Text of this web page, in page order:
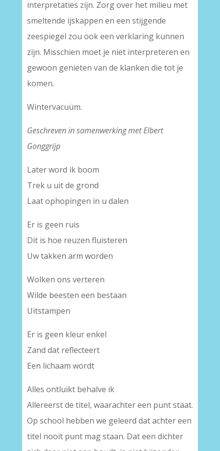
interpretaties zijn. Zorg over het milieu met
smeltende ijskappen en een stijgende
zeespiegel zou ook een verklaring kunnen
zijn. Misschien moet je niet interpreteren en
gewoon genieten van de klanken die tot je
komen.
Wintervacuüm.
Geschreven in samenwerking met Elbert
Gonggrijp
Later word ik boom
Trek u uit de grond
Laat ophopingen in u dalen
Er is geen ruis
Dit is hoe reuzen fluisteren
Uw takken arm worden
Wolken ons verteren
Wilde beesten een bestaan
Uitstampen
Er is geen kleur enkel
Zand dat reflecteert
Een lichaam wordt
Alles ontluikt behalve ik
Allereerst de titel, waarachter een punt staat.
Op school hebben we geleerd dat achter een
titel nooit punt mag staan. Dat een dichter